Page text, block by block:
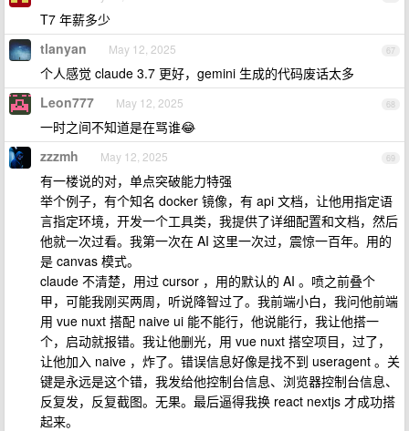
T7 年薪多少
67
tlanyan May 12, 2025
个人感觉 claude 3.7 更好，gemini 生成的代码废话太多
68
Leon777 May 12, 2025
一时之间不知道是在骂谁😂
69
zzzmh May 12, 2025
有一楼说的对，单点突破能力特强
举个例子，有个知名 docker 镜像，有 api 文档，让他用指定语
言指定环境，开发一个工具类，我提供了详细配置和文档，然后
他就一次过看。我第一次在 AI 这里一次过，震惊一百年。用的
是 canvas 模式。
claude 不清楚，用过 cursor ，用的默认的 AI 。喷之前叠个
甲，可能我刚买两周，听说降智过了。我前端小白，我问他前端
用 vue nuxt 搭配 naive ui 能不能行，他说能行，我让他搭一
个，启动就报错。我让他删光，用 vue nuxt 搭空项目，过了，
让他加入 naive ，炸了。错误信息好像是找不到 useragent 。关
键是永远是这个错，我发给他控制台信息、浏览器控制台信息、
反复发，反复截图。无果。最后逼得我换 react nextjs 才成功搭
起来。